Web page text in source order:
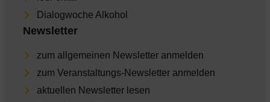
Dia­log­wo­che Alkohol
Newsletter
zum allgemeinen Newsletter anmelden
zum Veranstaltungs-Newsletter anmelden
aktu­el­len Newsletter lesen